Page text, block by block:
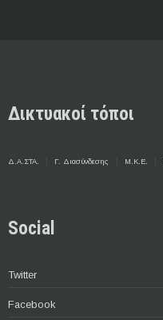
Δικτυακοί τόποι
Δ.Α.ΣΤΑ. Γ. Διασύνδεσης Μ.Κ.Ε.
Social
Twitter
Facebook